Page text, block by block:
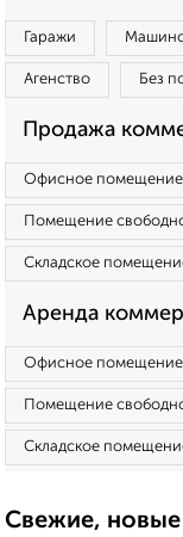
Гаражи
Агенство Без
Продажа
Офисное помещение
Помещение
Складское
Аренда
Офисное помещение
Помещение
Складское
Свежие,